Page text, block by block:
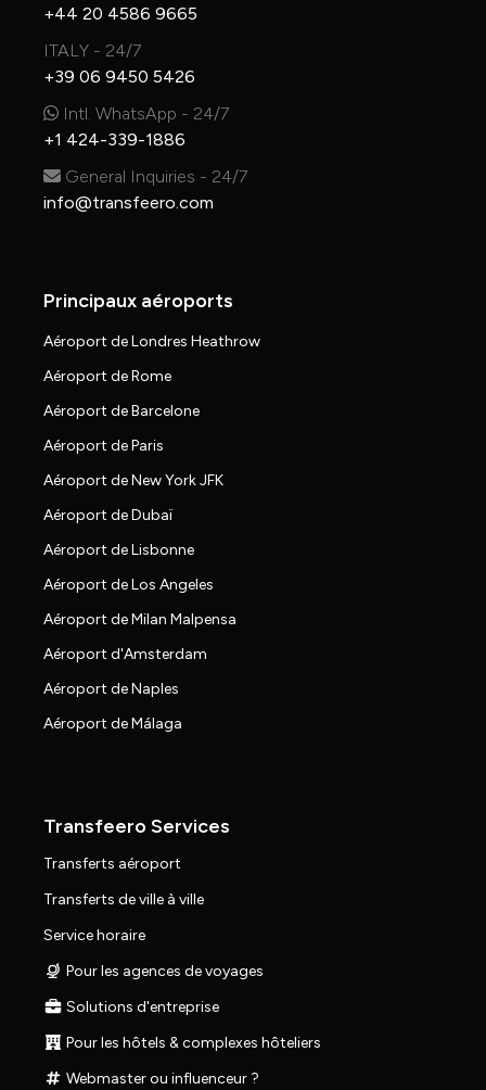
+44 20 4586 9665
ITALY - 24/7
+39 06 9450 5426
Intl. WhatsApp - 24/7
+1 424-339-1886
General Inquiries - 24/7
info@transfeero.com
Principaux aéroports
Aéroport de Londres Heathrow
Aéroport de Rome
Aéroport de Barcelone
Aéroport de Paris
Aéroport de New York JFK
Aéroport de Dubaï
Aéroport de Lisbonne
Aéroport de Los Angeles
Aéroport de Milan Malpensa
Aéroport d'Amsterdam
Aéroport de Naples
Aéroport de Málaga
Transfeero Services
Transferts aéroport
Transferts de ville à ville
Service horaire
Pour les agences de voyages
Solutions d'entreprise
Pour les hôtels & complexes hôteliers
Webmaster ou influenceur ?